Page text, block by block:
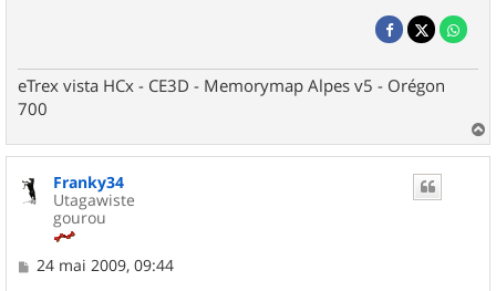
eTrex vista HCx - CE3D - Memorymap Alpes v5 - Orégon
700
a
u
Franky34
Utagawiste
gourou
M
24 mai 2009, 09:44